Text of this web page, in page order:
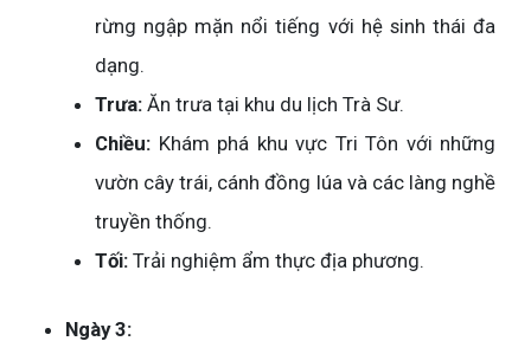
rừng ngập mặn nổi tiếng với hệ sinh thái đa
dạng.
Trưa: Ăn trưa tại khu du lịch Trà Sư.
Chiều: Khám phá khu vực Tri Tôn với những
vườn cây trái, cánh đồng lúa và các làng nghề
truyền thống.
Tối: Trải nghiệm ẩm thực địa phương.
Ngày 3: